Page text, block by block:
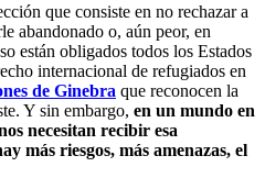
que consiste en no rechazar a
abandonado o, aún peor, en
están obligados todos los Estados
internacional de refugiados en
de Ginebra que reconocen la
Y sin embargo, en un mundo en
necesitan recibir esa
más riesgos, más amenazas, el